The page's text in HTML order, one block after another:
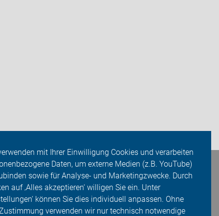
mit Ihrer Einwilligung Cookies und verarbeiten
Daten, um externe Medien (z.B. YouTube)
sowie für Analyse- und Marketingzwecke. Durch
auf ‚Alles akzeptieren‘ willigen Sie ein. Unter
können Sie dies individuell anpassen. Ohne
verwenden wir nur technisch notwendige